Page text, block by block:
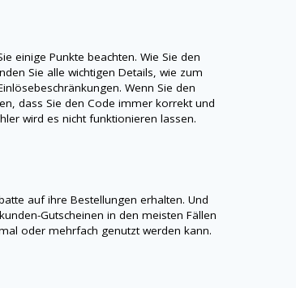
Punkte beachten. Wie Sie den
Sie alle wichtigen Details, wie zum
Wenn Sie den
dass Sie den Code immer korrekt und
wird es nicht funktionieren lassen.
auf ihre Bestellungen erhalten. Und
Gutscheinen in den meisten Fällen
oder mehrfach genutzt werden kann.